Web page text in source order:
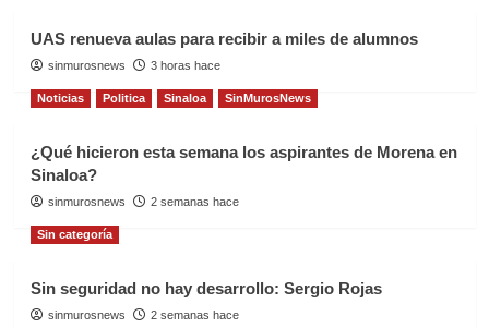
UAS renueva aulas para recibir a miles de alumnos
sinmurosnews 3 horas hace
Noticias Politica Sinaloa SinMurosNews
¿Qué hicieron esta semana los aspirantes de Morena en
Sinaloa?
sinmurosnews 2 semanas hace
Sin categoría
Sin seguridad no hay desarrollo: Sergio Rojas
sinmurosnews 2 semanas hace